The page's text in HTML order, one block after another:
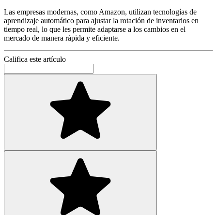
Las empresas modernas, como Amazon, utilizan tecnologías de
aprendizaje automático para ajustar la rotación de inventarios en
tiempo real, lo que les permite adaptarse a los cambios en el
mercado de manera rápida y eficiente.
Califica este artículo